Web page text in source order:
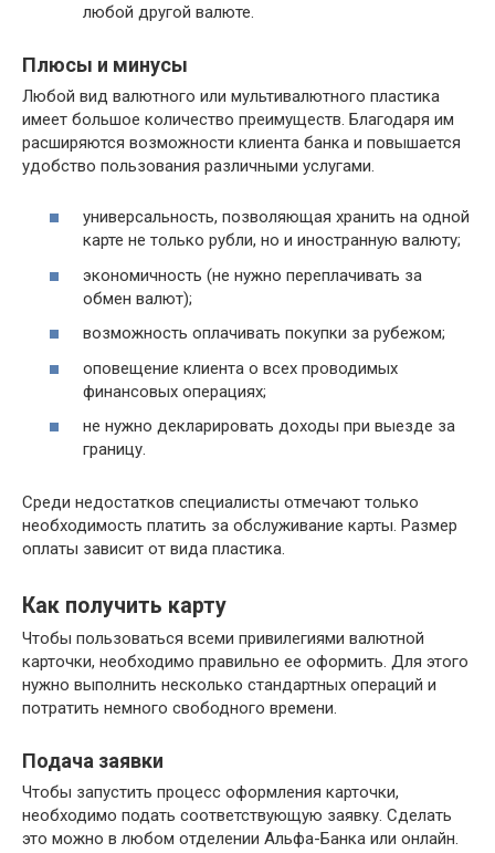
любой другой валюте.
Плюсы и минусы
Любой вид валютного или мультивалютного пластика
имеет большое количество преимуществ. Благодаря им
расширяются возможности клиента банка и повышается
удобство пользования различными услугами.
универсальность, позволяющая хранить на одной
карте не только рубли, но и иностранную валюту;
экономичность (не нужно переплачивать за
обмен валют);
возможность оплачивать покупки за рубежом;
оповещение клиента о всех проводимых
финансовых операциях;
не нужно декларировать доходы при выезде за
границу.
Среди недостатков специалисты отмечают только
необходимость платить за обслуживание карты. Размер
оплаты зависит от вида пластика.
Как получить карту
Чтобы пользоваться всеми привилегиями валютной
карточки, необходимо правильно ее оформить. Для этого
нужно выполнить несколько стандартных операций и
потратить немного свободного времени.
Подача заявки
Чтобы запустить процесс оформления карточки,
необходимо подать соответствующую заявку. Сделать
это можно в любом отделении Альфа-Банка или онлайн.